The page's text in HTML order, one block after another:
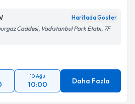
Haritada Göster
Caddesi, Vadistanbul Park Etabı, 7F
10 Ağu
10:00 Daha Fazla